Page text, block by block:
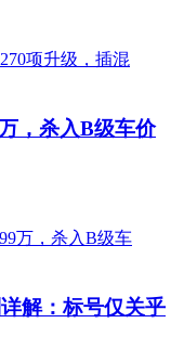
，杀入B级车价
解：标号仅关乎